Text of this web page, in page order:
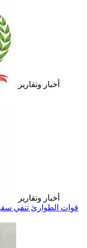
أخبار وتقارير
أخبار وتقارير
قوات الطوارئ تنفي